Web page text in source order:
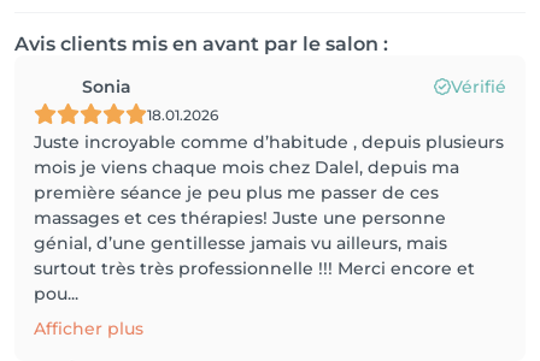
Avis clients mis en avant par le salon :
Sonia Vérifié
18.01.2026
Juste incroyable comme d’habitude , depuis plusieurs
mois je viens chaque mois chez Dalel, depuis ma
première séance je peu plus me passer de ces
massages et ces thérapies! Juste une personne
génial, d’une gentillesse jamais vu ailleurs, mais
surtout très très professionnelle !!! Merci encore et
pou...
Afficher plus